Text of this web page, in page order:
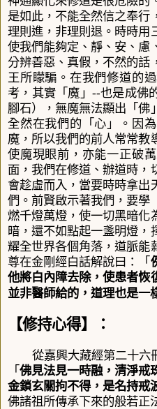
是如此，不能全然信之奉行
理則進，非理則退。時時用
使我們能夠定、靜、安、慮
分辨善惡、真假，不然的話
王所矇騙。在我們修道的
考，其實「魔」 --也是成佛
腳石），無魔無法顯出「佛
全然在我們的「心」
。 因
魔，所以我們的前人常常教
使魔現眼前，亦能一正破
面，我們在修道、辦道時，
會趁虛而入，當要時時拿出
們。前賢啟示著我們，要學
燃千燈萬燈，使一切黑暗化
暗，還不如點起一盞明燈，
耀全世界各個角落，道脈能
尊在金剛經白話解說曰：「
他將白內障去除，使患者恢
並非醫師給的，道理也是一
【修持心得】：
從嘉興大藏經第二十六
「 佛見法見一時融，清淨戒
金鎖玄關拘不得，是名持戒
佛諸祖所傳承下來的般若正